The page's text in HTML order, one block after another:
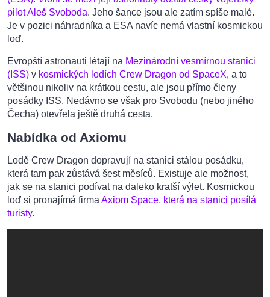
pilot Aleš Svoboda. Jeho šance jsou ale zatím spíše malé.
Je v pozici náhradníka a ESA navíc nemá vlastní kosmickou
loď.
Evropští astronauti létají na Mezinárodní vesmírnou stanici
(ISS) v kosmických lodích Crew Dragon od SpaceX, a to
většinou nikoliv na krátkou cestu, ale jsou přímo členy
posádky ISS. Nedávno se však pro Svobodu (nebo jiného
Čecha) otevřela ještě druhá cesta.
Nabídka od Axiomu
Lodě Crew Dragon dopravují na stanici stálou posádku,
která tam pak zůstává šest měsíců. Existuje ale možnost,
jak se na stanici podívat na daleko kratší výlet. Kosmickou
loď si pronajímá firma Axiom Space, která na stanici posílá
turisty.